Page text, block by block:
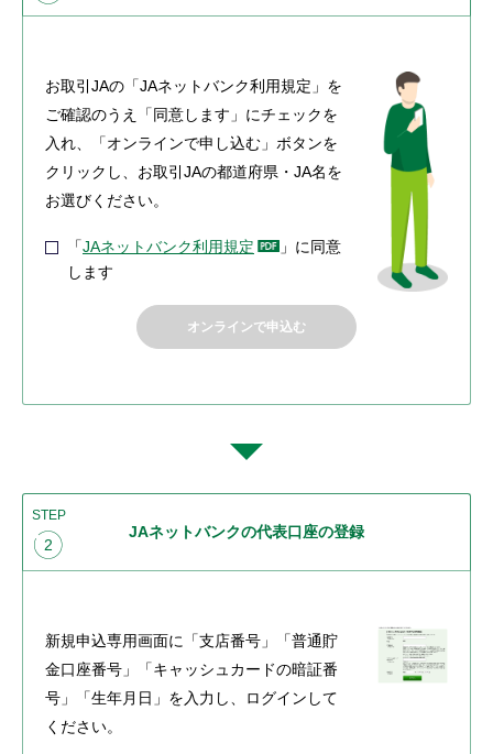
お取引JAの「JAネットバンク利用規定」を
ご確認のうえ「同意します」にチェックを
入れ、「オンラインで申し込む」ボタンを
クリックし、お取引JAの都道府県・JA名を
お選びください。
「JAネットバンク利用規定
」に同意
します
オンラインで申込む
STEP
2
JAネットバンクの代表口座の登録
新規申込専用画面に「支店番号」「普通貯
金口座番号」「キャッシュカードの暗証番
号」「生年月日」を入力し、ログインして
ください。